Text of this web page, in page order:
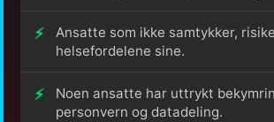
Ansatte som ikke samtykker,
helsefordelene sine.
Noen ansatte har uttrykt
personvern og datadeling.